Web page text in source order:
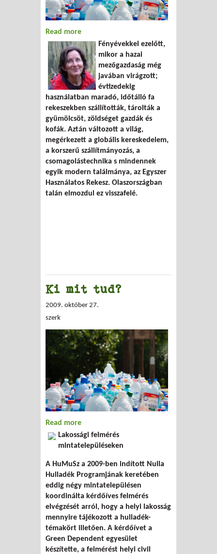
Read more
Fényévekkel ezelőtt,
mikor a hazai
mezőgazdaság még
javában virágzott;
évtizedekig
használatban maradó, időtálló fa
rekeszekben szállították, tárolták a
gyümölcsöt, zöldséget gazdák és
kofák. Aztán változott a világ,
megérkezett a globális kereskedelem,
a korszerű szállítmányozás, a
csomagolástechnika s mindennek
egyik modern találmánya, az Egyszer
Használatos Rekesz. Olaszországban
talán elmozdul ez visszafelé.
Ki mit tud?
2009. október 27.
szerk
Read more
Lakossági felmérés
mintatelepüléseken
A HuMuSz a 2009-ben indított Nulla
Hulladék Programjának keretében
eddig négy mintatelepülésen
koordinálta kérdőíves felmérés
elvégzését arról, hogy a helyi lakosság
mennyire tájékozott a hulladék-
témakört illetően. A kérdőívet a
Green Dependent egyesület
készítette, a felmérést helyi civil